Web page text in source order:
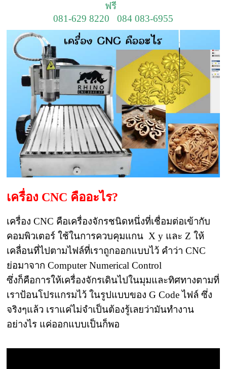
ฟรี
081-629 8220 084 083-6955
เครื่อง CNC คืออะไร?
เครื่อง CNC คือเครื่องจักรชนิดหนึ่งที่เชื่อมต่อเข้ากับ
คอมพิวเตอร์ ใช้ในการควบคุมแกน X y และ Z ให้
เคลื่อนที่ไปตามไฟล์ที่เราถูกออกแบบไว้ คำว่า CNC
ย่อมาจาก Computer Numerical Control
ซึ่งก็คือการให้เครื่องจักรเดินไปในมุมและทิศทางตามที่
เราป้อนโปรแกรมไว้ ในรูปแบบของ G Code ไฟล์ ซึ่ง
จริงๆแล้ว เราแค่ไม่จำเป็นต้องรู้เลยว่ามันทำงาน
อย่างไร แค่ออกแบบเป็นก็พอ